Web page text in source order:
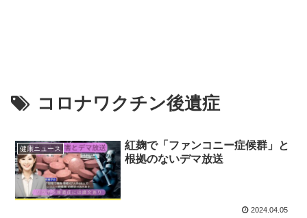
コロナワクチン後遺症
健康ニュース
紅麹で「ファンコニー症候群」と
根拠のないデマ放送
2024.04.05